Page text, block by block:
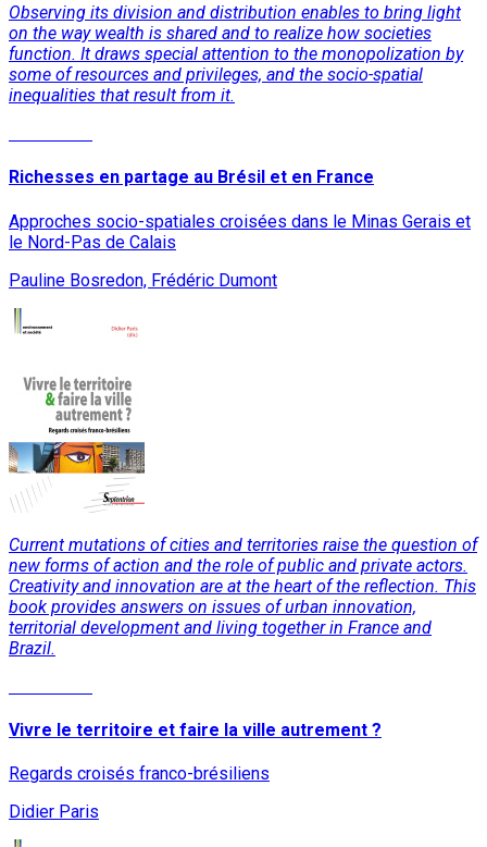
Observing its division and distribution enables to bring light
on the way wealth is shared and to realize how societies
function. It draws special attention to the monopolization by
some of resources and privileges, and the socio-spatial
inequalities that result from it.
Richesses en partage au Brésil et en France
Approches socio-spatiales croisées dans le Minas Gerais et
le Nord-Pas de Calais
Pauline Bosredon, Frédéric Dumont
Current mutations of cities and territories raise the question of
new forms of action and the role of public and private actors.
Creativity and innovation are at the heart of the reflection. This
book provides answers on issues of urban innovation,
territorial development and living together in France and
Brazil.
Vivre le territoire et faire la ville autrement ?
Regards croisés franco-brésiliens
Didier Paris